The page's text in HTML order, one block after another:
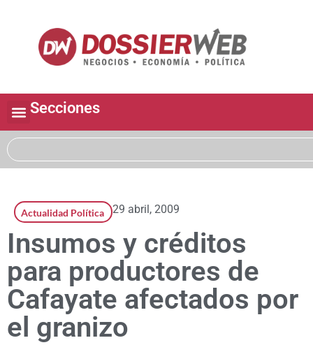
Secciones
Actualidad Política 29 abril, 2009
Insumos y créditos
para productores de
Cafayate afectados por
el granizo